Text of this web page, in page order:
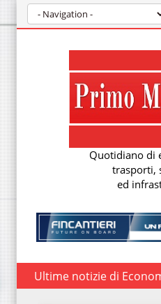
Quotidiano di
trasporti,
ed
Ultime notizie di
Regolamento